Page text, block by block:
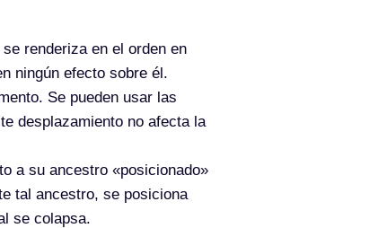
renderiza en el orden en
ningún efecto sobre él.
Se pueden usar las
desplazamiento no afecta la
a su ancestro «posicionado»
tal ancestro, se posiciona
se colapsa.